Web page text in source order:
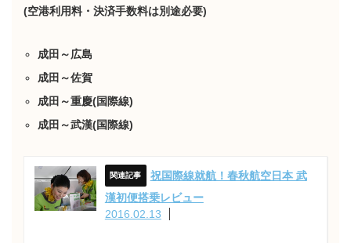
(空港利用料・決済手数料は別途必要)
成田～広島
成田～佐賀
成田～重慶(国際線)
成田～武漢(国際線)
祝国際線就航！春秋航空日本 武
漢初便搭乗レビュー
2016.02.13